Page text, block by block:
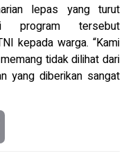
lepas yang turut
program tersebut
kepada warga. “Kami
tidak dilihat dari
yang diberikan sangat